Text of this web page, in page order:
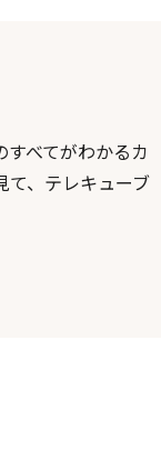
べてがわかるカ
て、テレキューブ